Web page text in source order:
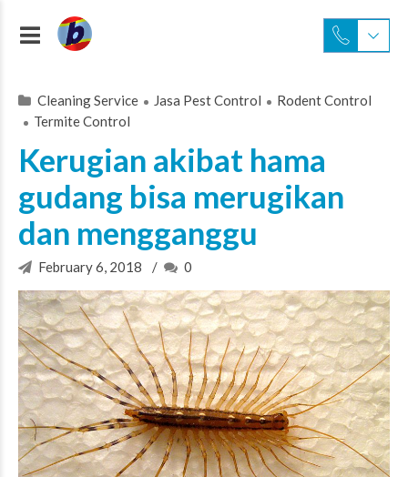
Cleaning Service Jasa Pest Control
Rodent Control
Termite Control
Kerugian akibat hama
gudang bisa merugikan
dan mengganggu
February 6, 2018 0